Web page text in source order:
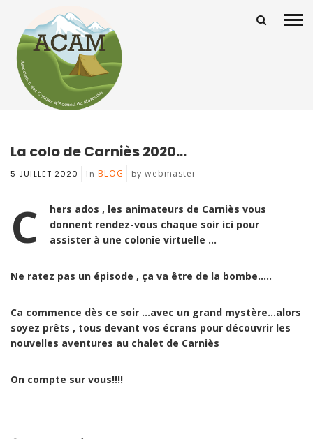
La colo de Carniès 2020…
5 JUILLET 2020 in BLOG bywebmaster
C
hers ados , les animateurs de Carniès vous
donnent rendez-vous chaque soir ici pour
assister à une colonie virtuelle …
Ne ratez pas un épisode , ça va être de la bombe…..
Ca commence dès ce soir …avec un grand mystère…alors
soyez prêts , tous devant vos écrans pour découvrir les
nouvelles aventures au chalet de Carniès
On compte sur vous!!!!